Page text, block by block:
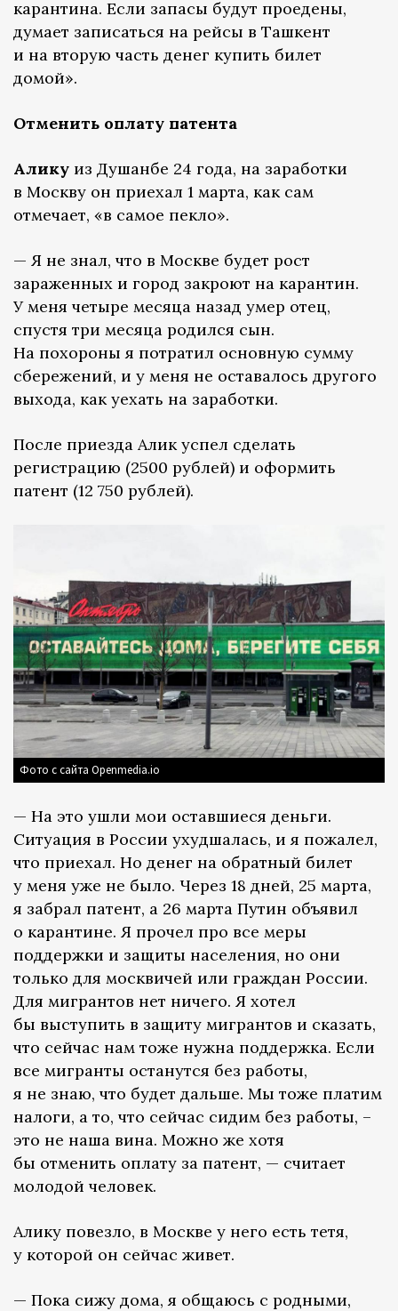
карантина. Если запасы будут проедены,
думает записаться на рейсы в Ташкент
и на вторую часть денег купить билет
домой».
Отменить оплату патента
Алику из Душанбе 24 года, на заработки
в Москву он приехал 1 марта, как сам
отмечает, «в самое пекло».
— Я не знал, что в Москве будет рост
зараженных и город закроют на карантин.
У меня четыре месяца назад умер отец,
спустя три месяца родился сын.
На похороны я потратил основную сумму
сбережений, и у меня не оставалось другого
выхода, как уехать на заработки.
После приезда Алик успел сделать
регистрацию (2500 рублей) и оформить
патент (12 750 рублей).
Фото с сайта Openmedia.io
— На это ушли мои оставшиеся деньги.
Ситуация в России ухудшалась, и я пожалел,
что приехал. Но денег на обратный билет
у меня уже не было. Через 18 дней, 25 марта,
я забрал патент, а 26 марта Путин объявил
о карантине. Я прочел про все меры
поддержки и защиты населения, но они
только для москвичей или граждан России.
Для мигрантов нет ничего. Я хотел
бы выступить в защиту мигрантов и сказать,
что сейчас нам тоже нужна поддержка. Если
все мигранты останутся без работы,
я не знаю, что будет дальше. Мы тоже платим
налоги, а то, что сейчас сидим без работы, –
это не наша вина. Можно же хотя
бы отменить оплату за патент, — считает
молодой человек.
Алику повезло, в Москве у него есть тетя,
у которой он сейчас живет.
— Пока сижу дома, я общаюсь с родными,